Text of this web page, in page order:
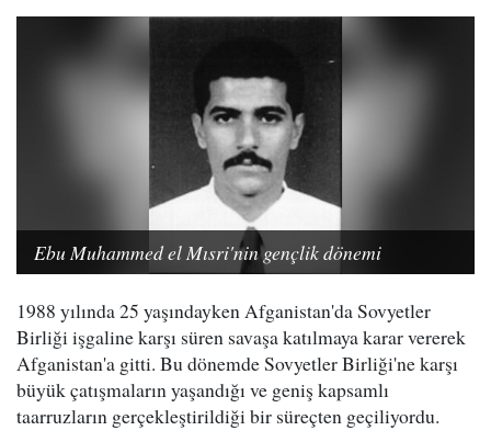
Ebu Muhammed el Mısri'nin gençlik dönemi
1988 yılında 25 yaşındayken Afganistan'da Sovyetler
Birliği işgaline karşı süren savaşa katılmaya karar vererek
Afganistan'a gitti. Bu dönemde Sovyetler Birliği'ne karşı
büyük çatışmaların yaşandığı ve geniş kapsamlı
taarruzların gerçekleştirildiği bir süreçten geçiliyordu.